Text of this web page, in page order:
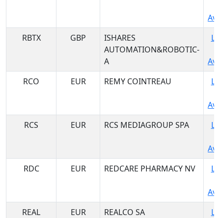
RBTX
GBP
ISHARES
AUTOMATION&ROBOTIC-
A
RCO
EUR REMY COINTREAU
RCS
EUR RCS MEDIAGROUP SPA
RDC
EUR REDCARE PHARMACY NV
REAL
EUR REALCO SA